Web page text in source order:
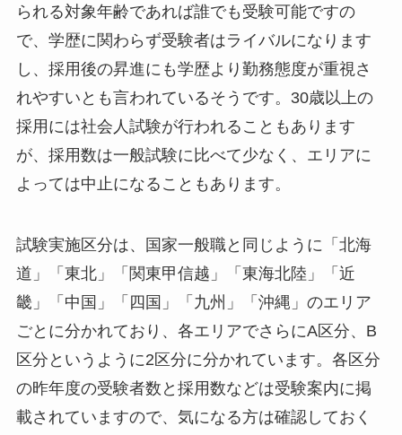
られる対象年齢であれば誰でも受験可能ですの
で、学歴に関わらず受験者はライバルになります
し、採用後の昇進にも学歴より勤務態度が重視さ
れやすいとも言われているそうです。30歳以上の
採用には社会人試験が行われることもあります
が、採用数は一般試験に比べて少なく、エリアに
よっては中止になることもあります。
試験実施区分は、国家一般職と同じように「北海
道」「東北」「関東甲信越」「東海北陸」「近
畿」「中国」「四国」「九州」「沖縄」のエリア
ごとに分かれており、各エリアでさらにA区分、B
区分というように2区分に分かれています。各区分
の昨年度の受験者数と採用数などは受験案内に掲
載されていますので、気になる方は確認しておく